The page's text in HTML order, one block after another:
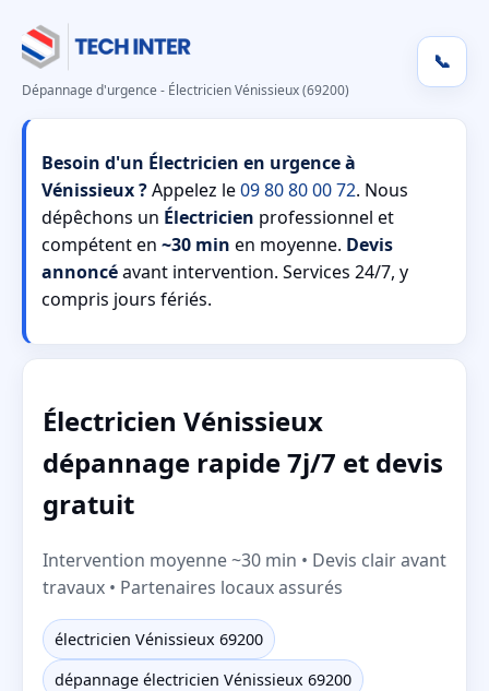
Dépannage d'urgence - Électricien Vénissieux (69200)
📞
Besoin d'un Électricien en urgence à
Vénissieux ?Appelez le09 80 80 00 72. Nous
dépêchons un Électricien professionnel et
compétent en ~30 min en moyenne. Devis
annoncéavant intervention. Services 24/7, y
compris jours fériés.
Électricien Vénissieux
dépannage rapide 7j/7 et devis
gratuit
Intervention moyenne ~30 min • Devis clair avant
travaux • Partenaires locaux assurés
électricien Vénissieux 69200
dépannage électricien Vénissieux 69200